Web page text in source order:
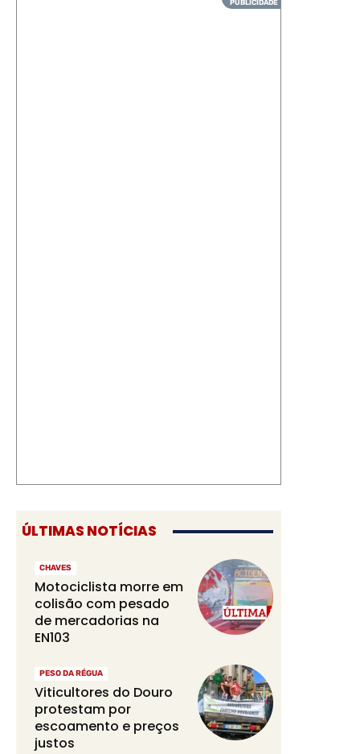
ÚLTIMAS NOTÍCIAS
CHAVES
Motociclista morre em
colisão com pesado
de mercadorias na
EN103
PESO DA RÉGUA
Viticultores do Douro
protestam por
escoamento e preços
justos